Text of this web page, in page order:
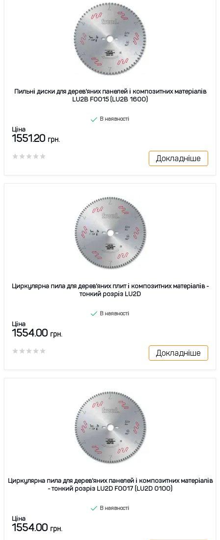
Пильні диски для дерев'яних панелей і композитних матеріалів
LU2B F0015 (LU2B 1600)
В наявності
Ціна
1551.20 грн.
Докладніше
Циркулярна пила для дерев'яних плит і композитних матеріалів -
тонкий розріз LU2D
В наявності
Ціна
1554.00 грн.
Докладніше
Циркулярна пила для дерев'яних панелей і композитних матеріалів
- тонкий розріз LU2D F0017 (LU2D 0100)
В наявності
Ціна
1554.00 грн.